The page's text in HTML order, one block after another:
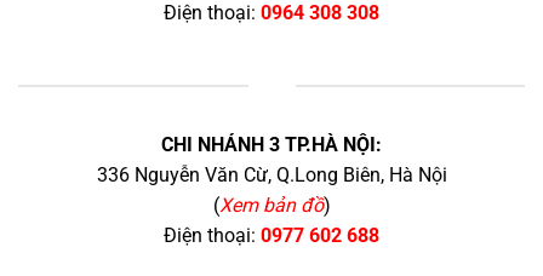
Điện thoại: 0964 308 308
CHI NHÁNH 3 TP.HÀ NỘI:
336 Nguyễn Văn Cừ, Q.Long Biên, Hà Nội
(Xem bản đồ)
Điện thoại: 0977 602 688